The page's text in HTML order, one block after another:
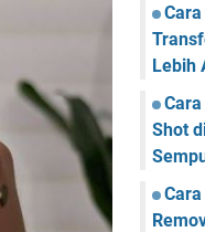
Lebih
Shot